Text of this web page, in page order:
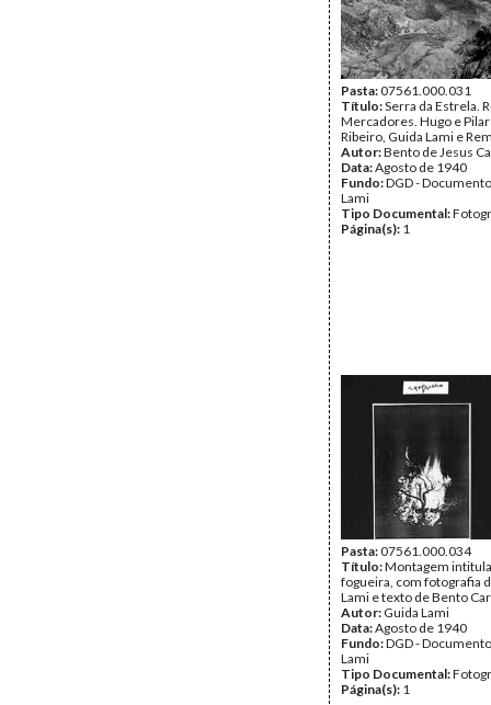
Pasta:07561.000.031
Título:Serra da Estrela.
Mercadores. Hugo e
Ribeiro, Guida Lami e
Autor:Bento de Jesus
Data:Agosto de 1940
Fundo:DGD -
Lami
Tipo Documental:
Página(s): 1
Pasta:07561.000.034
Título:Montagem
fogueira, com fotografia
Lami e texto de Bento
Autor: Guida Lami
Data:Agosto de 1940
Fundo:DGD -
Lami
Tipo Documental:
Página(s): 1